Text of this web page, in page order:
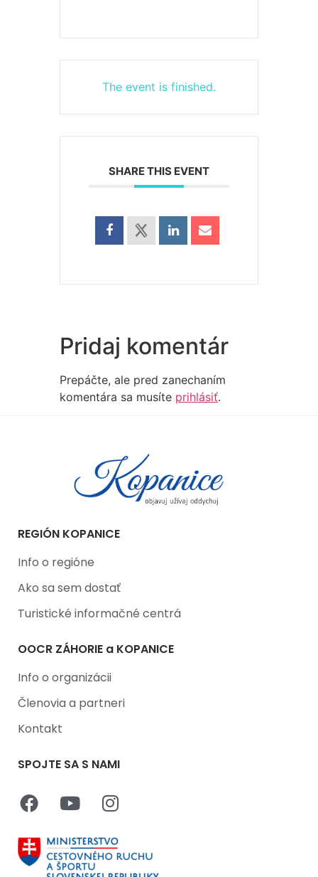
The event is finished.
SHARE THIS EVENT
Pridaj komentár
Prepáčte, ale pred zanechaním
komentára sa musíte prihlásiť.
REGIÓN KOPANICE
Info o regióne
Ako sa sem dostať
Turistické informačné centrá
OOCR ZÁHORIE a KOPANICE
Info o organizácii
Členovia a partneri
Kontakt
SPOJTE SA S NAMI